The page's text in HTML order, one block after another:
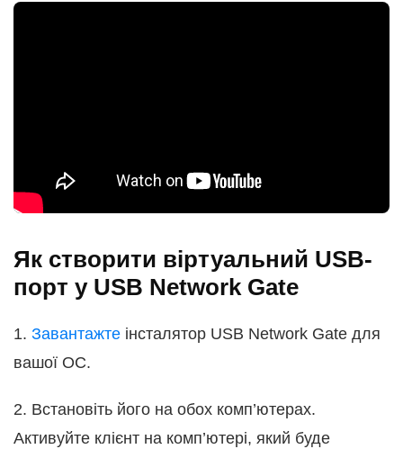
Як створити віртуальний USB-
порт у USB Network Gate
1. Завантажте інсталятор USB Network Gate для
вашої ОС.
2. Встановіть його на обох комп’ютерах.
Активуйте клієнт на комп’ютері, який буде